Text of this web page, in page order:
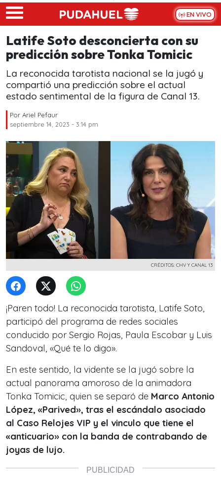
Skip to main content
EN VIVO
Latife Soto desconcierta con su
predicción sobre Tonka Tomicic
La reconocida tarotista nacional se la jugó y
compartió una predicción sobre el actual
estado sentimental de la figura de Canal 13.
Por Ariel Pefaur
septiembre 14, 2023 - 3:14 pm
CRÉDITOS: CHV Y CANAL 13
¡Paren todo! La reconocida tarotista, Latife Soto,
participó del programa de redes sociales
conducido por Sergio Rojas, Paula Escobar y Luis
Sandoval, «Qué te lo digo».
En este sentido, la vidente se la jugó sobre la
actual panorama amoroso de la animadora
Tonka Tomicic, quien se separó de Marco Antonio
López, «Parived», tras el escándalo asociado
al Caso Relojes VIP y el vinculo que tiene el
«anticuario» con la banda de contrabando de
joyas de lujo.